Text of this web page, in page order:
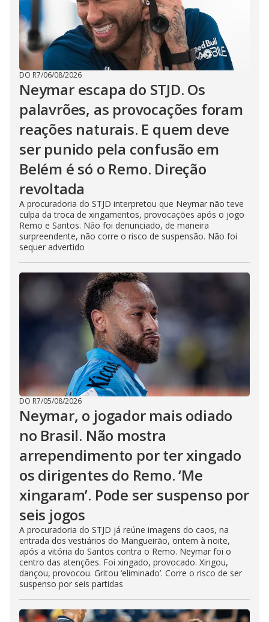
DO R7/06/08/2026
Neymar escapa do STJD. Os
palavrões, as provocações foram
reações naturais. E quem deve
ser punido pela confusão em
Belém é só o Remo. Direção
revoltada
A procuradoria do STJD interpretou que Neymar não teve
culpa da troca de xingamentos, provocações após o jogo
Remo e Santos. Não foi denunciado, de maneira
surpreendente, não corre o risco de suspensão. Não foi
sequer advertido
DO R7/05/08/2026
Neymar, o jogador mais odiado
no Brasil. Não mostra
arrependimento por ter xingado
os dirigentes do Remo. ‘Me
xingaram’. Pode ser suspenso por
seis jogos
A procuradoria do STJD já reúne imagens do caos, na
entrada dos vestiários do Mangueirão, ontem à noite,
após a vitória do Santos contra o Remo. Neymar foi o
centro das atenções. Foi xingado, provocado. Xingou,
dançou, provocou. Gritou ‘eliminado’. Corre o risco de ser
suspenso por seis partidas